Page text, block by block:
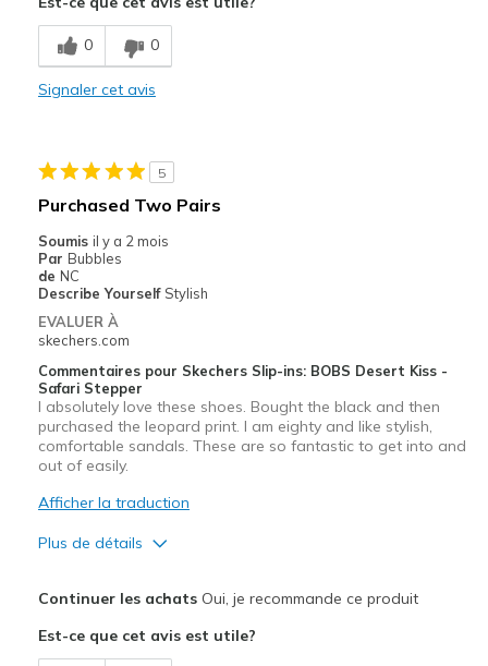
Le contre
Poor Cushioning
Going Out
Special Occasions
Width
Sizing
I'm Really Into Shoes
0 0
Signaler cet avis
5
Purchased Two Pairs
Soumis il y a 2 mois
Par Bubbles
de NC
Describe Yourself Stylish
EVALUER À
skechers.com
Commentaires pour Skechers Slip-ins: BOBS Desert Kiss -
Safari Stepper
I absolutely love these shoes. Bought the black and then
purchased the leopard print. I am eighty and like stylish,
comfortable sandals. These are so fantastic to get into and
out of easily.
Afficher la traduction
Plus de détails
Breathe Well
Continuer les achatsOui, je recommande ce produit
Est-ce que cet avis est utile?